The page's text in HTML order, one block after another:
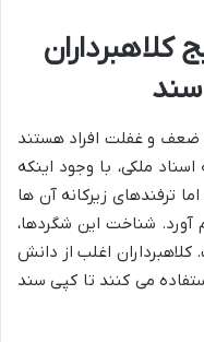
کلاهبرداران
سند
ضعف و غفلت افراد هستند
ملکی، با وجود اینکه
ترفندهای زیرکانه آن ها
آورد. شناخت این شگردها،
کلاهبرداران اغلب از دانش
می کنند تا کپی سند